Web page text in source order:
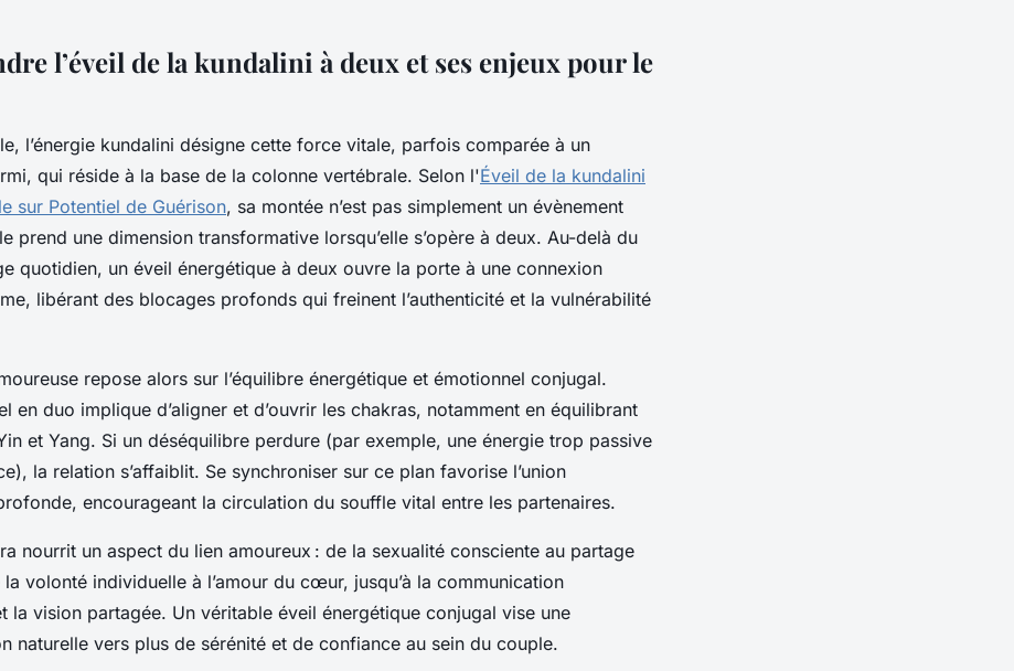
l’éveil de la kundalini à deux et ses enjeux pour le
l’énergie kundalini désigne cette force vitale, parfois comparée à un
qui réside à la base de la colonne vertébrale. Selon l'Éveil de la kundalini
sur Potentiel de Guérison, sa montée n’est pas simplement un évènement
prend une dimension transformative lorsqu’elle s’opère à deux. Au-delà du
quotidien, un éveil énergétique à deux ouvre la porte à une connexion
libérant des blocages profonds qui freinent l’authenticité et la vulnérabilité
repose alors sur l’équilibre énergétique et émotionnel conjugal.
en duo implique d’aligner et d’ouvrir les chakras, notamment en équilibrant
et Yang. Si un déséquilibre perdure (par exemple, une énergie trop passive
la relation s’affaiblit. Se synchroniser sur ce plan favorise l’union
encourageant la circulation du souffle vital entre les partenaires.
nourrit un aspect du lien amoureux : de la sexualité consciente au partage
volonté individuelle à l’amour du cœur, jusqu’à la communication
la vision partagée. Un véritable éveil énergétique conjugal vise une
naturelle vers plus de sérénité et de confiance au sein du couple.